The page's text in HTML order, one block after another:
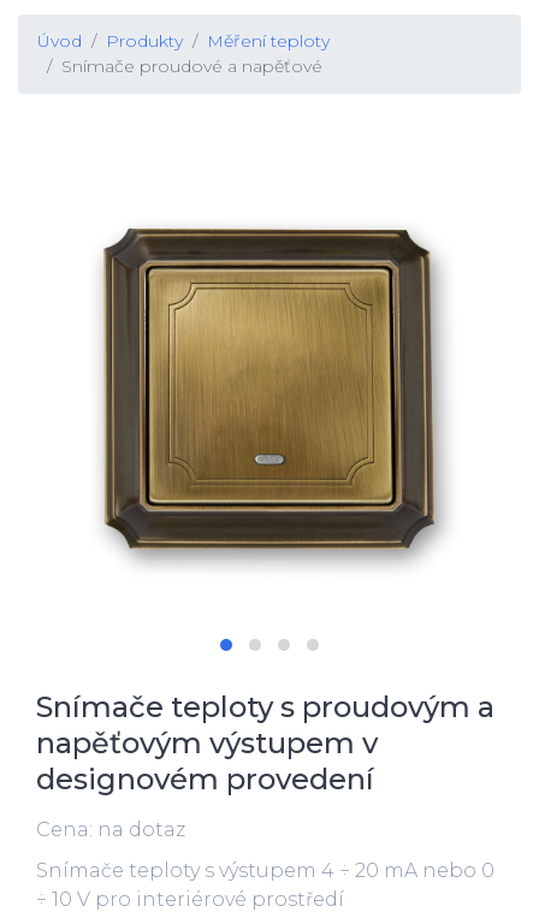
Úvod Produkty
Měření teploty
Snímače proudové a napěťové
Snímače teploty s proudovým a
napěťovým výstupem v
designovém provedení
Cena: na dotaz
Snímače teploty s výstupem 4 ÷ 20 mA nebo 0
÷ 10 V pro interiérové prostředí